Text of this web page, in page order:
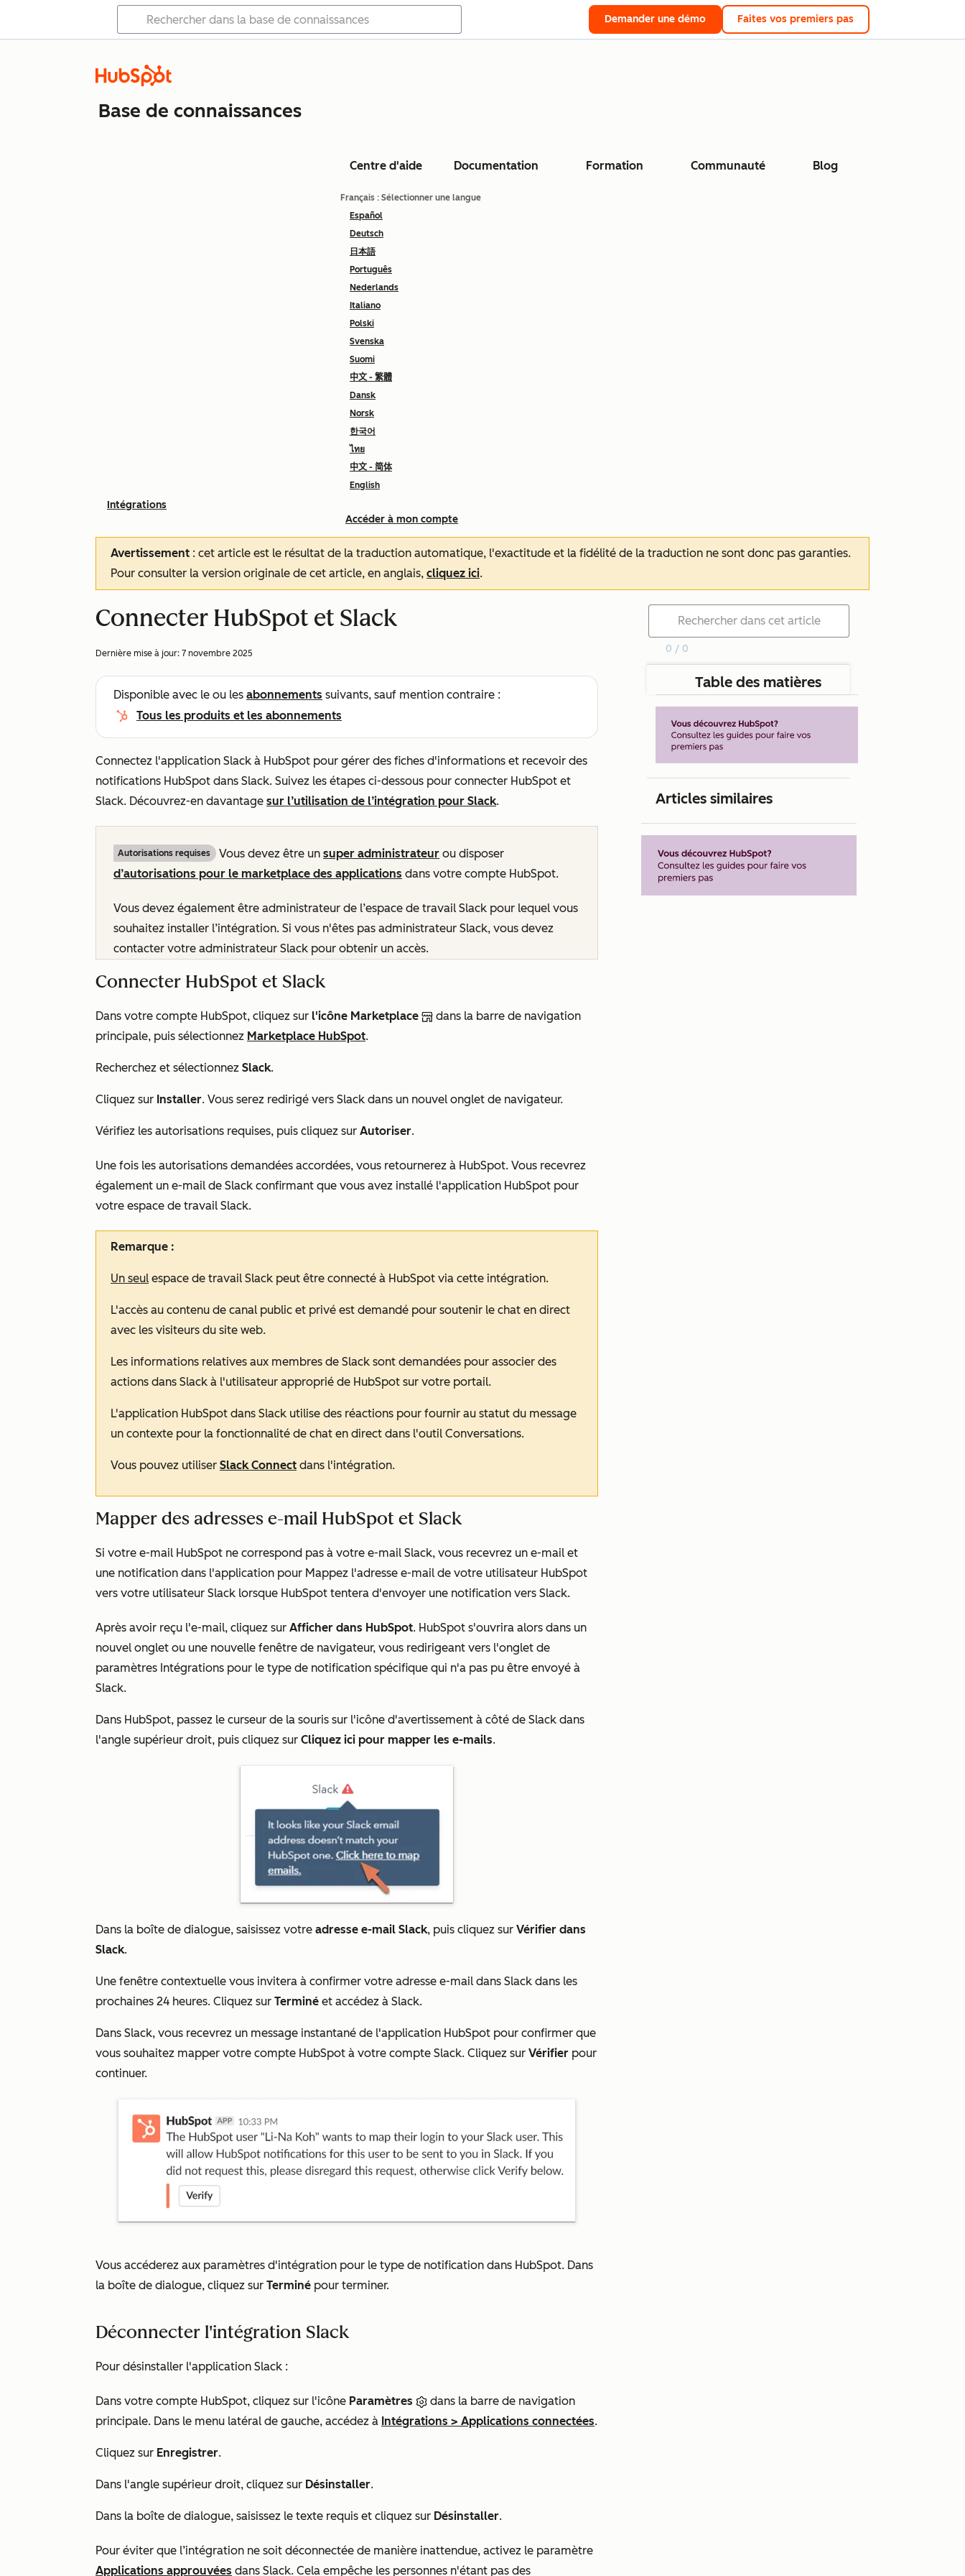
Demander une démo Faites vos premiers pas
Base de connaissances
Centre d'aide Documentation Formation Communauté Blog
Français : Sélectionner une langue
Español
Deutsch
日本語
Português
Nederlands
Italiano
Polski
Svenska
Suomi
中文 - 繁體
Dansk
Norsk
한국어
ไทย
中文 - 简体
English
Accéder à mon compte
Intégrations
Avertissement : cet article est le résultat de la traduction automatique, l'exactitude et la fidélité de la traduction ne sont donc pas garanties.
Pour consulter la version originale de cet article, en anglais, cliquez ici.
Connecter HubSpot et Slack
Dernière mise à jour: 7 novembre 2025
Disponible avec le ou les abonnements suivants, sauf mention contraire :
Tous les produits et les abonnements
Connectez l'application Slack à HubSpot pour gérer des fiches d'informations et recevoir des
notifications HubSpot dans Slack. Suivez les étapes ci-dessous pour connecter HubSpot et
Slack. Découvrez-en davantage sur l’utilisation de l’intégration pour Slack.
Autorisations requises Vous devez être un super administrateur ou disposer
d’autorisations pour le marketplace des applications dans votre compte HubSpot.
Vous devez également être administrateur de l’espace de travail Slack pour lequel vous
souhaitez installer l’intégration. Si vous n'êtes pas administrateur Slack, vous devez
contacter votre administrateur Slack pour obtenir un accès.
Connecter HubSpot et Slack
Dans votre compte HubSpot, cliquez sur l'icône Marketplace
dans la barre de navigation
principale, puis sélectionnez Marketplace HubSpot.
Recherchez et sélectionnez Slack.
Cliquez sur Installer. Vous serez redirigé vers Slack dans un nouvel onglet de navigateur.
Vérifiez les autorisations requises, puis cliquez sur Autoriser.
Une fois les autorisations demandées accordées, vous retournerez à HubSpot. Vous recevrez
également un e-mail de Slack confirmant que vous avez installé l'application HubSpot pour
votre espace de travail Slack.
Remarque :
Un seul espace de travail Slack peut être connecté à HubSpot via cette intégration.
L'accès au contenu de canal public et privé est demandé pour soutenir le chat en direct
avec les visiteurs du site web.
Les informations relatives aux membres de Slack sont demandées pour associer des
actions dans Slack à l'utilisateur approprié de HubSpot sur votre portail.
L'application HubSpot dans Slack utilise des réactions pour fournir au statut du message
un contexte pour la fonctionnalité de chat en direct dans l'outil Conversations.
Vous pouvez utiliser Slack Connect dans l'intégration.
Mapper des adresses e-mail HubSpot et Slack
Si votre e-mail HubSpot ne correspond pas à votre e-mail Slack, vous recevrez un e-mail et
une notification dans l'application pour Mappez l'adresse e-mail de votre utilisateur HubSpot
vers votre utilisateur Slack lorsque HubSpot tentera d'envoyer une notification vers Slack.
Après avoir reçu l'e-mail, cliquez sur Afficher dans HubSpot. HubSpot s'ouvrira alors dans un
nouvel onglet ou une nouvelle fenêtre de navigateur, vous redirigeant vers l'onglet de
paramètres Intégrations pour le type de notification spécifique qui n'a pas pu être envoyé à
Slack.
Dans HubSpot, passez le curseur de la souris sur l'icône d'avertissement à côté de Slack dans
l'angle supérieur droit, puis cliquez sur Cliquez ici pour mapper les e-mails.
Dans la boîte de dialogue, saisissez votre adresse e-mail Slack, puis cliquez sur Vérifier dans
Slack.
Une fenêtre contextuelle vous invitera à confirmer votre adresse e-mail dans Slack dans les
prochaines 24 heures. Cliquez sur Terminé et accédez à Slack.
Dans Slack, vous recevrez un message instantané de l'application HubSpot pour confirmer que
vous souhaitez mapper votre compte HubSpot à votre compte Slack. Cliquez sur Vérifier pour
continuer.
Vous accéderez aux paramètres d'intégration pour le type de notification dans HubSpot. Dans
la boîte de dialogue, cliquez sur Terminé pour terminer.
Déconnecter l'intégration Slack
Pour désinstaller l'application Slack :
Dans votre compte HubSpot, cliquez sur l'icône Paramètres
dans la barre de navigation
principale. Dans le menu latéral de gauche, accédez à Intégrations > Applications connectées.
Cliquez sur Enregistrer.
Dans l'angle supérieur droit, cliquez sur Désinstaller.
Dans la boîte de dialogue, saisissez le texte requis et cliquez sur Désinstaller.
Pour éviter que l’intégration ne soit déconnectée de manière inattendue, activez le paramètre
Applications approuvées dans Slack. Cela empêche les personnes n'étant pas des
0 / 0
Table des matières
Articles similaires